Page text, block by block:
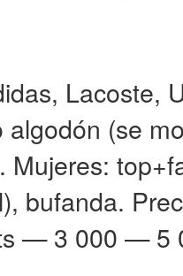
Lacoste,
algodón (se
Mujeres:
bufanda.
— 3 000 — 5